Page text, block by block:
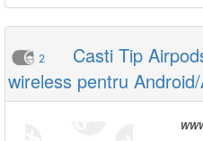
2
Casti Tip
wireless pentru